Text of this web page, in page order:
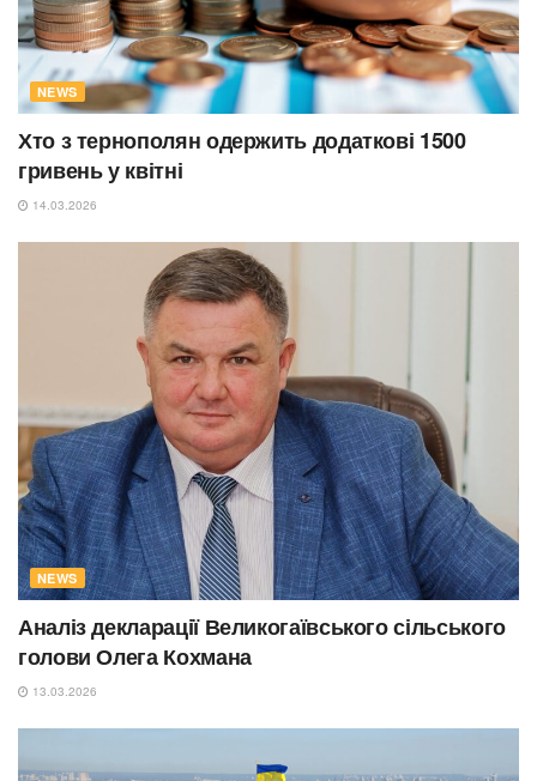
NEWS
Хто з тернополян одержить додаткові 1500
гривень у квітні
14.03.2026
NEWS
Аналіз декларації Великогаївського сільського
голови Олега Кохмана
13.03.2026